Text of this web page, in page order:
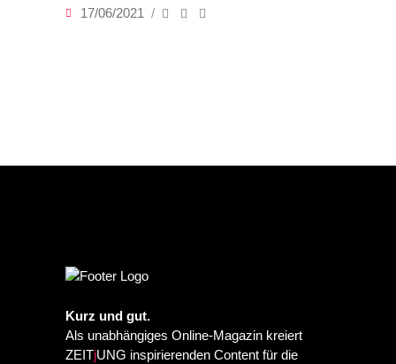
17/06/2021
Kurz und gut.
Als unabhängiges Online-Magazin kreiert
ZEITjUNG inspirierenden Content für die